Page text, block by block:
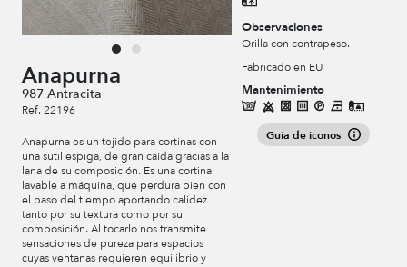
Anapurna
987 Antracita
Ref. 22196
Anapurna es un tejido para cortinas con
una sutil espiga, de gran caída gracias a la
lana de su composición. Es una cortina
lavable a máquina, que perdura bien con
el paso del tiempo aportando calidez
tanto por su textura como por su
composición. Al tocarlo nos transmite
sensaciones de pureza para espacios
cuyas ventanas requieren equilibrio y
Observaciones
Orilla con contrapeso.
Fabricado en EU
Mantenimiento
Guía de iconos